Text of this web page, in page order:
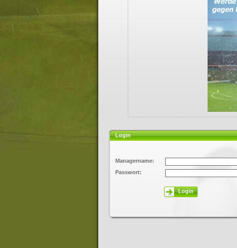
Login
Managername:
Passwort:
Login